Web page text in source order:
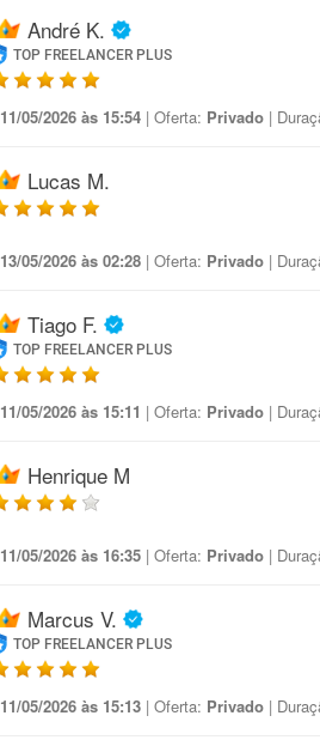
André K.
TOP FREELANCER PLUS
11/05/2026 às 15:54 | Oferta: Privado |
Lucas M.
13/05/2026 às 02:28 | Oferta: Privado |
Tiago F.
TOP FREELANCER PLUS
11/05/2026 às 15:11 | Oferta: Privado |
Henrique M
11/05/2026 às 16:35 | Oferta: Privado |
Marcus V.
TOP FREELANCER PLUS
11/05/2026 às 15:13 | Oferta: Privado |